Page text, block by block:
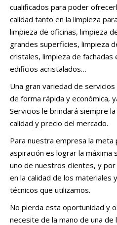
cualificados para poder
calidad tanto en la limpieza
limpieza de oficinas, limpieza
grandes superficies, limpieza
cristales, limpieza de fachadas
edificios acristalados…
Una gran variedad de
de forma rápida y económica,
Servicios le brindará siempre
calidad y precio del mercado.
Para nuestra empresa la meta
aspiración es lograr la máxima
uno de nuestros clientes, y
en la calidad de los materiales
técnicos que utilizamos.
No pierda esta oportunidad y
necesite de la mano de una